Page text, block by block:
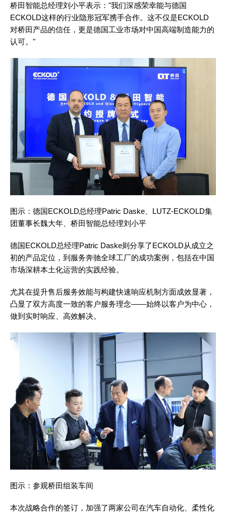
桥田智能总经理刘小平表示："我们深感荣幸能与德国
ECKOLD这样的行业隐形冠军携手合作。这不仅是ECKOLD
对桥田产品的信任，更是德国工业市场对中国高端制造能力的
认可。"
图示：德国ECKOLD总经理Patric Daske、LUTZ-ECKOLD集
团董事长魏大年、桥田智能总经理刘小平
德国ECKOLD总经理Patric Daske则分享了ECKOLD从成立之
初的产品定位，到服务奔驰全球工厂的成功案例，包括在中国
市场深耕本土化运营的实践经验。
尤其在提升售后服务效能与构建快速响应机制方面成效显著，
凸显了双方高度一致的客户服务理念——始终以客户为中心，
做到实时响应、高效解决。
图示：参观桥田组装车间
本次战略合作的签订，加强了两家公司在汽车自动化、柔性化